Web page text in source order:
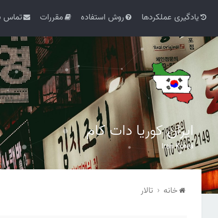
یادگیری عملکردها روش استفاده مقررات تماس
ایران کوریا دات کام
Iran Korea
خانه تالار